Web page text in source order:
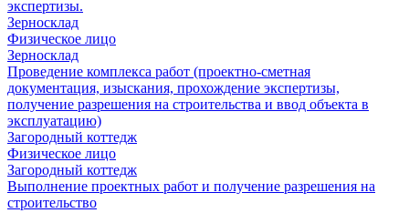
экспертизы.
Зерносклад
Физическое лицо
Зерносклад
Проведение комплекса работ (проектно-сметная
документация, изыскания, прохождение экспертизы,
получение разрешения на строительства и ввод объекта в
эксплуатацию)
Загородный коттедж
Физическое лицо
Загородный коттедж
Выполнение проектных работ и получение разрешения на
строительство